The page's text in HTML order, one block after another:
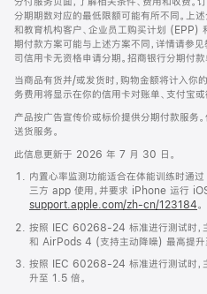
分期期数对应的最低限额可能有所不同。上
和教育机构客户、企业员工购买计划
期付款方案可能与上述方案不同，详情请参
司信用卡无资格申请分期。招商银行分期付
当商品有货并/或发货时，购物金额将计入你
务费用将显示在你的信用卡对账单、支付宝或
产品按广告宣传价或标价提供分期付款服务
送货服务。
此信息更新于 2026 年 7 月 30 日。
内置心率监测功能适合在体能训练时通
三方 app 使用，并要求 iPhone 运行
support.apple.com/zh-cn/123184。
按照 IEC 60268-24 标准进行测试时
和 AirPods 4 (支持主动降噪) 最高提升
按照 IEC 60268-24 标准进行测试时，
升至 1.5 倍。